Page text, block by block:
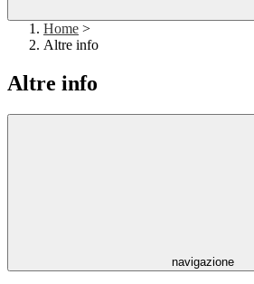
Home >
Altre info
Altre info
navigazione